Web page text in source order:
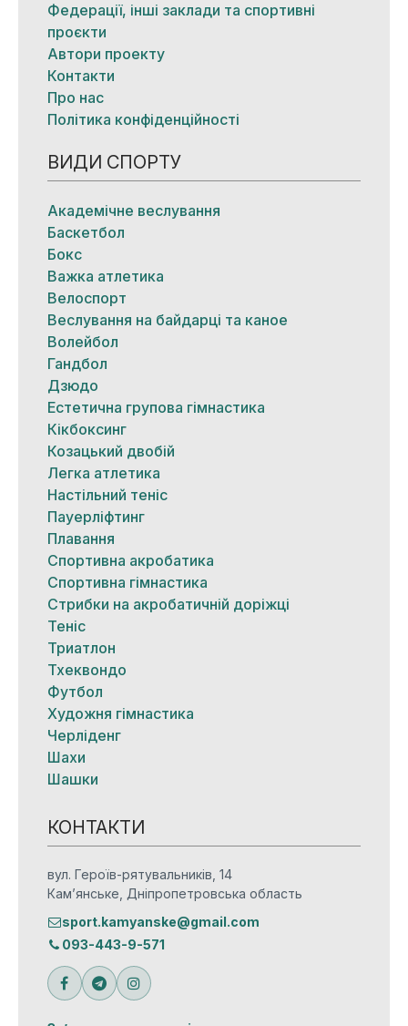
Федерації, інші заклади та спортивні
проєкти
Автори проекту
Контакти
Про нас
Політика конфіденційності
ВИДИ СПОРТУ
Академічне веслування
Баскетбол
Бокс
Важка атлетика
Велоспорт
Веслування на байдарці та каное
Волейбол
Гандбол
Дзюдо
Естетична групова гімнастика
Кікбоксинг
Козацький двобій
Легка атлетика
Настільний теніс
Пауерліфтинг
Плавання
Спортивна акробатика
Спортивна гімнастика
Стрибки на акробатичній доріжці
Теніс
Триатлон
Тхеквондо
Футбол
Художня гімнастика
Черліденг
Шахи
Шашки
КОНТАКТИ
вул. Героїв-рятувальників, 14
Кам’янське, Дніпропетровська область
sport.kamyanske@gmail.com
093-443-9-571